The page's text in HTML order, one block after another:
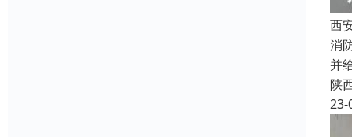
西
消
并
陕
23-